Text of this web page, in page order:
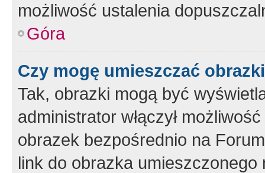
możliwość ustalenia
Góra
Czy mogę umieszczać
Tak, obrazki mogą być
administrator włączył
obrazek bezpośrednio na
link do obrazka